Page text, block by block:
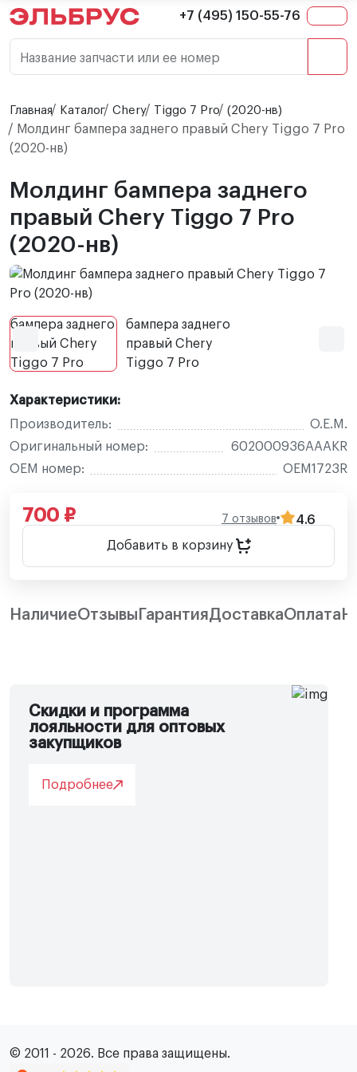
+7 (495) 150-55-76
Название запчасти или ее номер
Главная Каталог Chery Tiggo 7 Pro (2020-нв)
Молдинг бампера заднего правый Chery Tiggo 7 Pro
(2020-нв)
Молдинг бампера заднего
правый Chery Tiggo 7 Pro
(2020-нв)
Характеристики:
Производитель:
O.E.M.
Оригинальный номер:
602000936AAAKR
OEM номер:
OEM1723R
700 ₽ 7 отзывов
4.6
Добавить в корзину
НаличиеОтзывы ГарантияДоставкаОплата
Скидки и программа
лояльности для оптовых
закупщиков
Подробнее
© 2011 - 2026. Все права защищены.